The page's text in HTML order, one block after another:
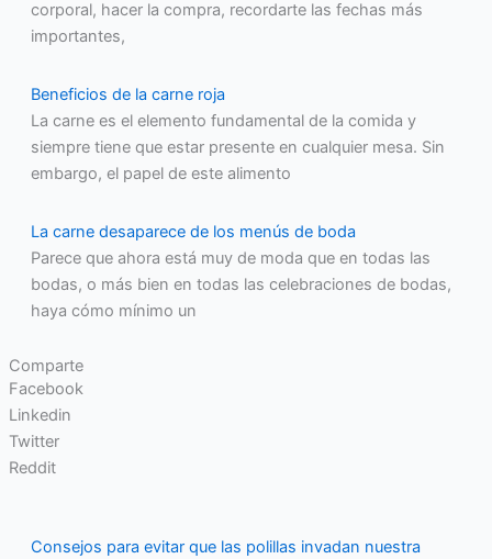
corporal, hacer la compra, recordarte las fechas más
importantes,
Beneficios de la carne roja
La carne es el elemento fundamental de la comida y
siempre tiene que estar presente en cualquier mesa. Sin
embargo, el papel de este alimento
La carne desaparece de los menús de boda
Parece que ahora está muy de moda que en todas las
bodas, o más bien en todas las celebraciones de bodas,
haya cómo mínimo un
Comparte
Facebook
Linkedin
Twitter
Reddit
Consejos para evitar que las polillas invadan nuestra